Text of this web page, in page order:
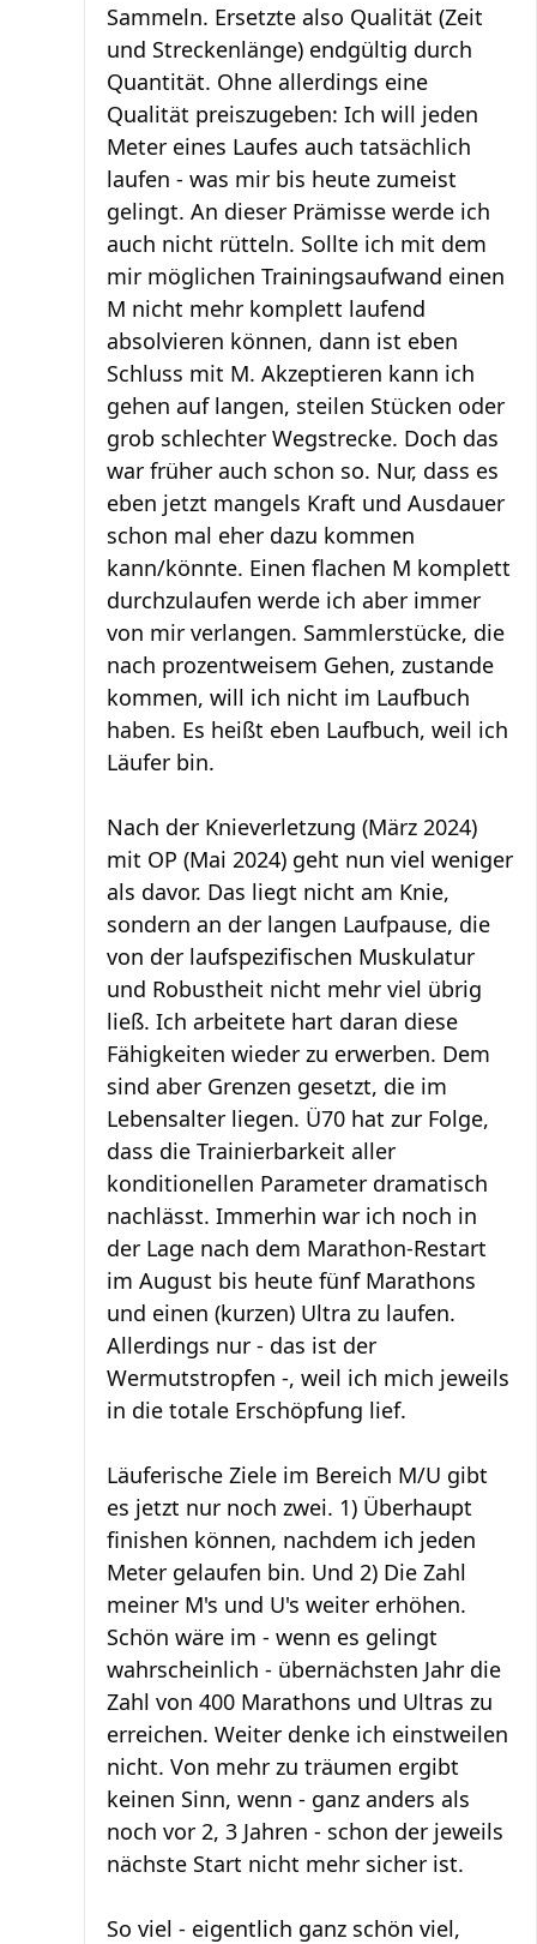
Sammeln. Ersetzte also Qualität (Zeit
und Streckenlänge) endgültig durch
Quantität. Ohne allerdings eine
Qualität preiszugeben: Ich will jeden
Meter eines Laufes auch tatsächlich
laufen - was mir bis heute zumeist
gelingt. An dieser Prämisse werde ich
auch nicht rütteln. Sollte ich mit dem
mir möglichen Trainingsaufwand einen
M nicht mehr komplett laufend
absolvieren können, dann ist eben
Schluss mit M. Akzeptieren kann ich
gehen auf langen, steilen Stücken oder
grob schlechter Wegstrecke. Doch das
war früher auch schon so. Nur, dass es
eben jetzt mangels Kraft und Ausdauer
schon mal eher dazu kommen
kann/könnte. Einen flachen M komplett
durchzulaufen werde ich aber immer
von mir verlangen. Sammlerstücke, die
nach prozentweisem Gehen, zustande
kommen, will ich nicht im Laufbuch
haben. Es heißt eben Laufbuch, weil ich
Läufer bin.
Nach der Knieverletzung (März 2024)
mit OP (Mai 2024) geht nun viel weniger
als davor. Das liegt nicht am Knie,
sondern an der langen Laufpause, die
von der laufspezifischen Muskulatur
und Robustheit nicht mehr viel übrig
ließ. Ich arbeitete hart daran diese
Fähigkeiten wieder zu erwerben. Dem
sind aber Grenzen gesetzt, die im
Lebensalter liegen. Ü70 hat zur Folge,
dass die Trainierbarkeit aller
konditionellen Parameter dramatisch
nachlässt. Immerhin war ich noch in
der Lage nach dem Marathon-Restart
im August bis heute fünf Marathons
und einen (kurzen) Ultra zu laufen.
Allerdings nur - das ist der
Wermutstropfen -, weil ich mich jeweils
in die totale Erschöpfung lief.
Läuferische Ziele im Bereich M/U gibt
es jetzt nur noch zwei. 1) Überhaupt
finishen können, nachdem ich jeden
Meter gelaufen bin. Und 2) Die Zahl
meiner M's und U's weiter erhöhen.
Schön wäre im - wenn es gelingt
wahrscheinlich - übernächsten Jahr die
Zahl von 400 Marathons und Ultras zu
erreichen. Weiter denke ich einstweilen
nicht. Von mehr zu träumen ergibt
keinen Sinn, wenn - ganz anders als
noch vor 2, 3 Jahren - schon der jeweils
nächste Start nicht mehr sicher ist.
So viel - eigentlich ganz schön viel,